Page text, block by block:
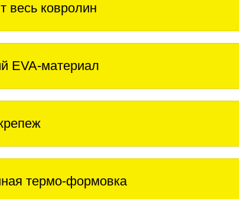
весь ковролин
EVA-материал
термо-формовка